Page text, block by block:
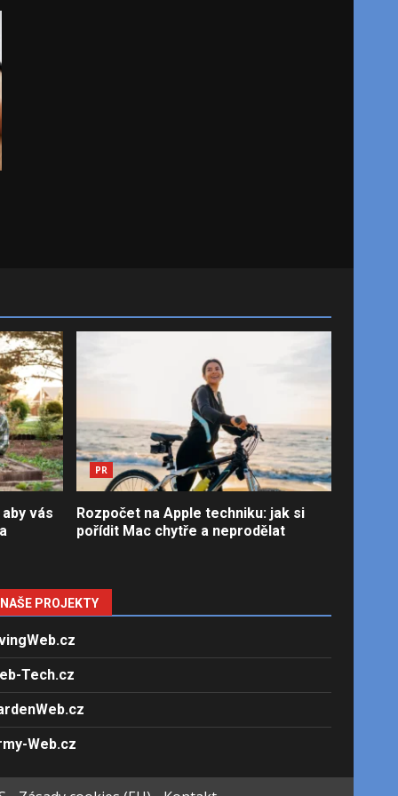
vás
PR
Rozpočet na Apple techniku: jak si
pořídit Mac chytře a neprodělat
NAŠE PROJEKTY
Tech.cz
Web.cz